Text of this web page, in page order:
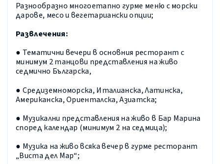
Разнообразно многоетапно гурме меню с морски
дарове, месо и вегетариански опции;
Развлечения:
● Тематични вечери в основния ресторант с
минимум 2 танцови представления на живо
седмично Българска,
● Средиземноморска, Италианска, Латинска,
Американска, Ориенталска, Азиатска;
● Музикални представления на живо в Бар Марина
според календар (минимум 2 на седмица);
● Музика на живо всяка вечер в гурме ресторант
„Виста дел Мар“;